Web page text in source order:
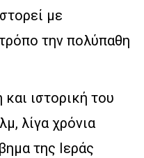
με
την πολύπαθη
ιστορική του
λίγα χρόνια
της Ιεράς